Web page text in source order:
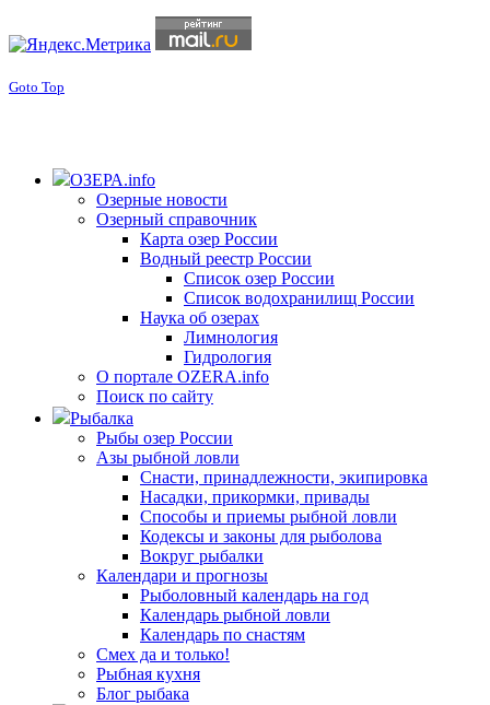
Goto Top
ОЗЕРА.info
Озерные новости
Озерный справочник
Карта озер России
Водный реестр России
Список озер России
Список водохранилищ России
Наука об озерах
Лимнология
Гидрология
О портале OZERA.info
Поиск по сайту
Рыбалка
Рыбы озер России
Азы рыбной ловли
Снасти, принадлежности, экипировка
Насадки, прикормки, привады
Способы и приемы рыбной ловли
Кодексы и законы для рыболова
Вокруг рыбалки
Календари и прогнозы
Рыболовный календарь на год
Календарь рыбной ловли
Календарь по снастям
Смех да и только!
Рыбная кухня
Блог рыбака